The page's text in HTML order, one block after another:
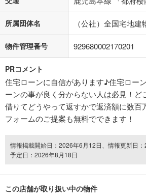
所属団体名 （公社）全国宅地
物件管理番号 929680002170201
PRコメント
住宅ローンに自信があります♪住宅ロー
ーンの事が良く分からない人は必見！ど
借りてどうやって返すかで返済額に数百
フォームのご提案も無料でできます！
情報掲載開始日：2026年6月12日、情報更新日
予定日：2026年8月18日
この店舗が取り扱い中の物件